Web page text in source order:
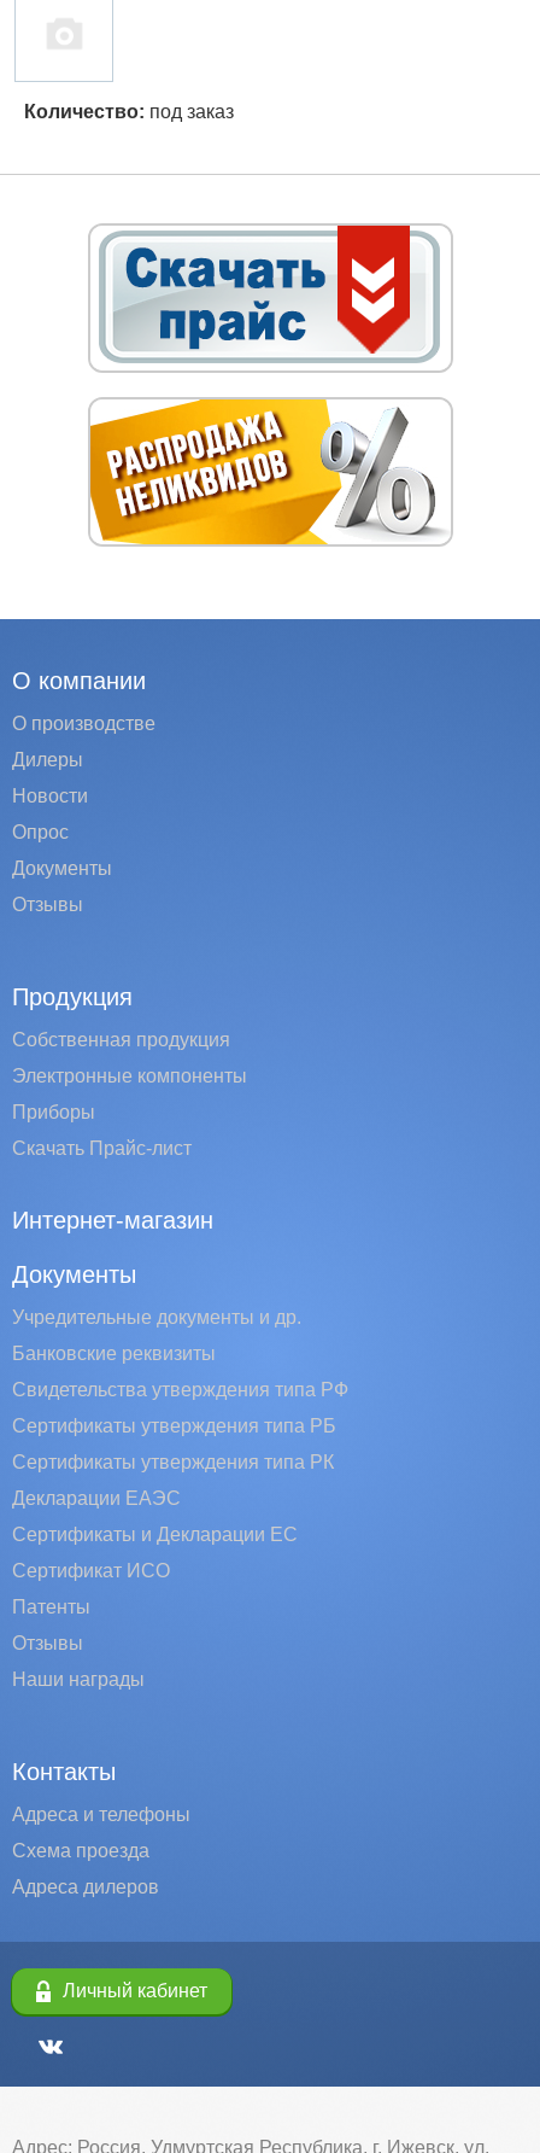
Количество: под заказ
О компании
О производстве
Дилеры
Новости
Опрос
Документы
Отзывы
Продукция
Собственная продукция
Электронные компоненты
Приборы
Скачать Прайс-лист
Интернет-магазин
Документы
Учредительные документы и др.
Банковские реквизиты
Свидетельства утверждения типа РФ
Сертификаты утверждения типа РБ
Сертификаты утверждения типа РК
Декларации ЕАЭС
Сертификаты и Декларации EC
Сертификат ИСО
Патенты
Отзывы
Наши награды
Контакты
Адреса и телефоны
Схема проезда
Адреса дилеров
Личный кабинет
Адрес: Россия, Удмуртская Республика, г. Ижевск, ул.